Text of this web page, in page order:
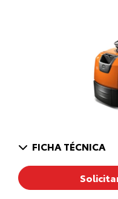
FICHA TÉCNICA